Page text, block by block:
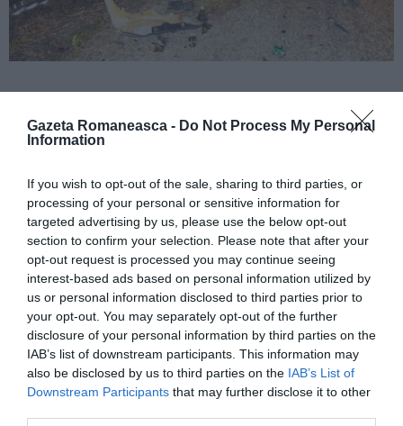
Gazeta Romaneasca - Do Not Process My Personal
Information
If you wish to opt-out of the sale, sharing to third parties, or
processing of your personal or sensitive information for
targeted advertising by us, please use the below opt-out
section to confirm your selection. Please note that after your
opt-out request is processed you may continue seeing
interest-based ads based on personal information utilized by
us or personal information disclosed to third parties prior to
your opt-out. You may separately opt-out of the further
disclosure of your personal information by third parties on the
IAB’s list of downstream participants. This information may
also be disclosed by us to third parties on the IAB’s List of
Downstream Participants that may further disclose it to other
Citiți și:
româncă de 34 de ani a murit într-un
accident rutier
Ragusa, român ucis de un pirat al
străzii, alți doi răniți
Șoferul care a ucis cu mașina doi copii
în România a fost prins în Italia și